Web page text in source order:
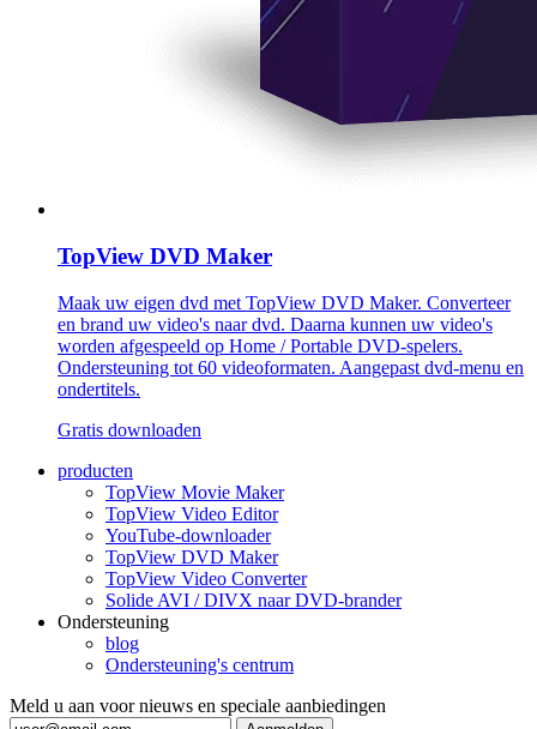
TopView DVD Maker
Maak uw eigen dvd met TopView DVD Maker. Converteer
en brand uw video's naar dvd. Daarna kunnen uw video's
worden afgespeeld op Home / Portable DVD-spelers.
Ondersteuning tot 60 videoformaten. Aangepast dvd-menu en
ondertitels.
Gratis downloaden
producten
TopView Movie Maker
TopView Video Editor
YouTube-downloader
TopView DVD Maker
TopView Video Converter
Solide AVI / DIVX naar DVD-brander
Ondersteuning
blog
Ondersteuning's centrum
Meld u aan voor nieuws en speciale aanbiedingen